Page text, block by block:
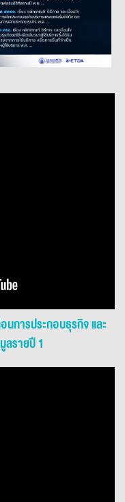
นการประกอบธุรกิจ และ
ลรายปี 1